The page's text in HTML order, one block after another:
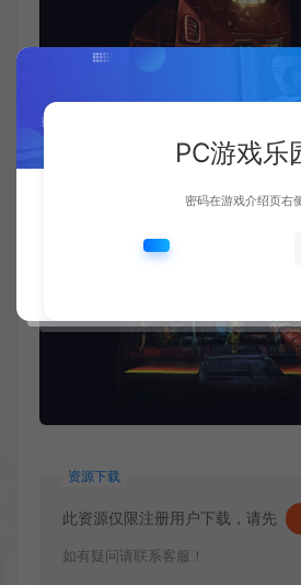
资源下载
此资源仅限注册用户下载，请先
如有疑问请联系客服！
PC游戏乐
密码在游戏介绍页右